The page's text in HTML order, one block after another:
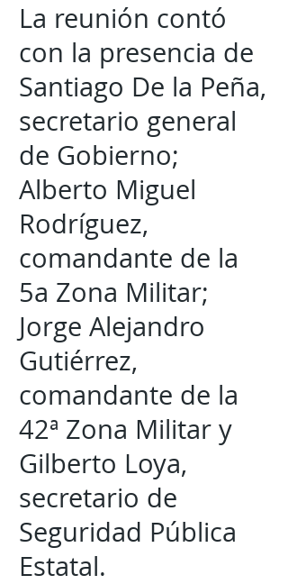
La reunión contó
con la presencia de
Santiago De la Peña,
secretario general
de Gobierno;
Alberto Miguel
Rodríguez,
comandante de la
5a Zona Militar;
Jorge Alejandro
Gutiérrez,
comandante de la
42ª Zona Militar y
Gilberto Loya,
secretario de
Seguridad Pública
Estatal.